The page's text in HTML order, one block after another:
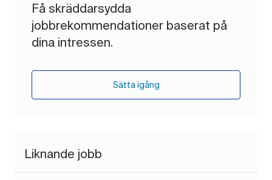
Få skräddarsydda
jobbrekommendationer baserat på
dina intressen.
Sätta igång
Liknande jobb